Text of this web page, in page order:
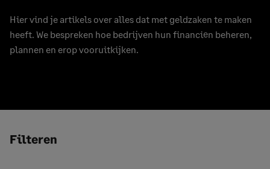
Hier vind je artikels over alles dat met geldzaken te maken
heeft. We bespreken hoe bedrijven hun financiën beheren,
plannen en erop vooruitkijken.
Filteren